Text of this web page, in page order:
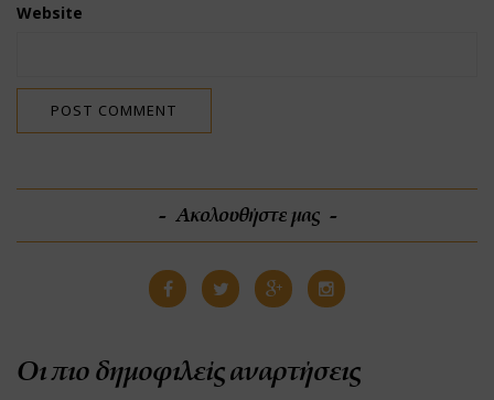
Website
Ακολουθήστε μας
Οι πιο δημοφιλείς αναρτήσεις